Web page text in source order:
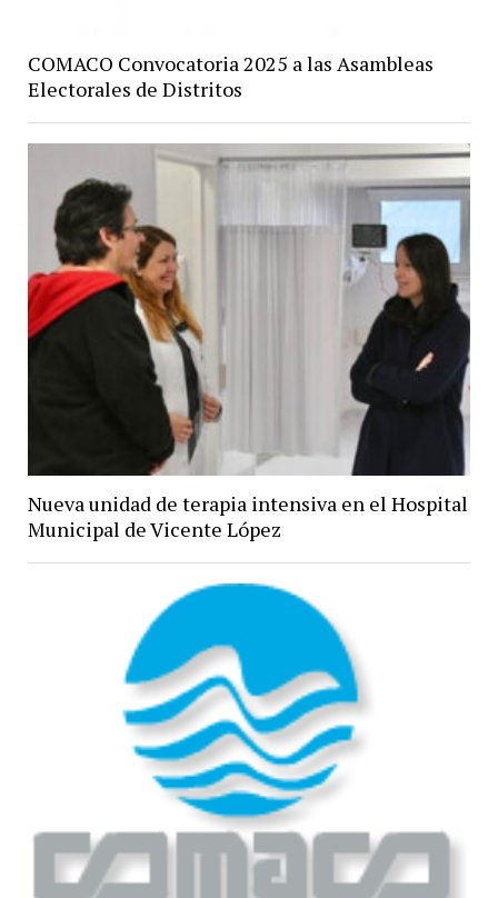
COMACO Convocatoria 2025 a las Asambleas
Electorales de Distritos
Nueva unidad de terapia intensiva en el Hospital
Municipal de Vicente López